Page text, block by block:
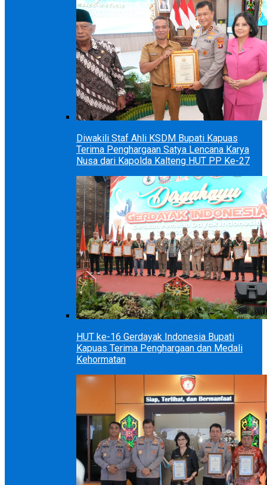
Diwakili Staf Ahli KSDM Bupati Kapuas
Terima Penghargaan Satya Lencana Karya
Nusa dari Kapolda Kalteng HUT PP Ke-27
HUT ke-16 Gerdayak Indonesia Bupati
Kapuas Terima Penghargaan dan Medali
Kehormatan